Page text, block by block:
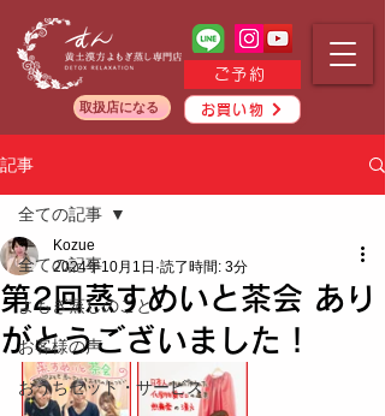
ご予約
お買い物
取扱店になる
記事
全ての記事
よもぎ蒸しのこと
お客様の声
おうちセット・サービス
全ての記事
第2回蒸すめいと茶会 あり
がとうございました！
Kozue
2024年10月1日 読了時間: 3分